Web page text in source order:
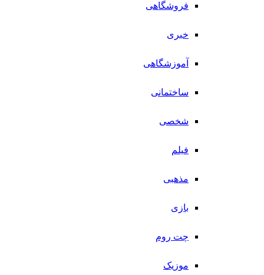
فروشگاهی
خبری
آموزشگاهی
ساختمانی
شخصی
فیلم
مذهبی
بازی
چت روم
موزیک